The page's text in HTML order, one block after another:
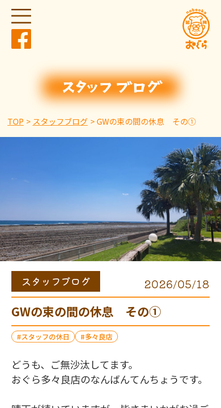
TOP スタッフブログ GWの束の間の休息 その①
スタッフブログ 2026/05/18
GWの束の間の休息 その①
スタッフの休日 多々良店
どうも、ご無沙汰してます。
おぐら多々良店のなんばんてんちょうです。